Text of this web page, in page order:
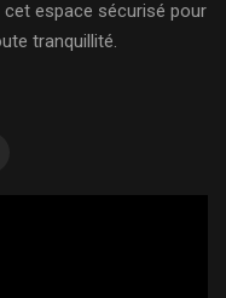
espace sécurisé pour
tranquillité.